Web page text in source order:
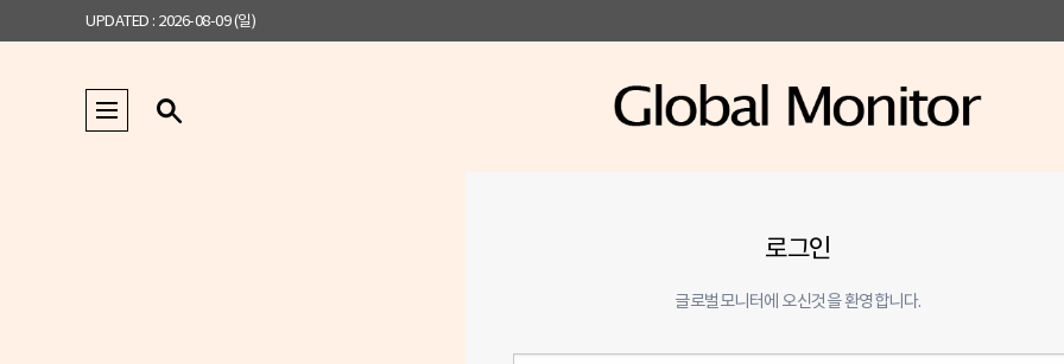
UPDATED : 2026-08-09 (일)
로그인
글로벌모니터에 오신것을 환영합니다.